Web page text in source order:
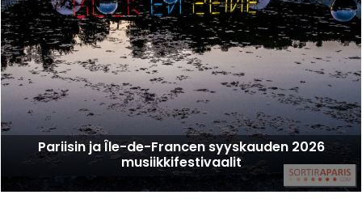
Pariisin ja Île-de-Francen syyskauden 2026
musiikkifestivaalit